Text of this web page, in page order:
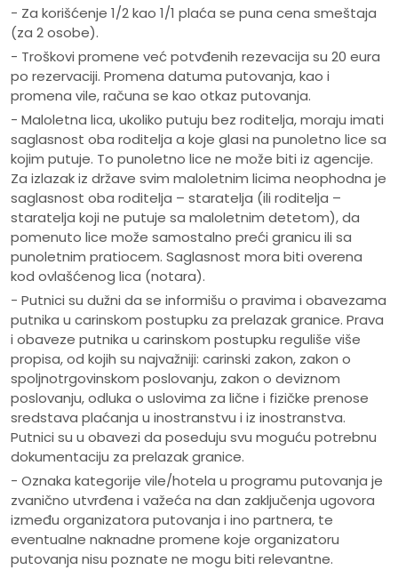
- Za korišćenje 1/2 kao 1/1 plaća se puna cena smeštaja
(za 2 osobe).
- Troškovi promene već potvđenih rezevacija su 20 eura
po rezervaciji. Promena datuma putovanja, kao i
promena vile, računa se kao otkaz putovanja.
- Maloletna lica, ukoliko putuju bez roditelja, moraju imati
saglasnost oba roditelja a koje glasi na punoletno lice sa
kojim putuje. To punoletno lice ne može biti iz agencije.
Za izlazak iz države svim maloletnim licima neophodna je
saglasnost oba roditelja – staratelja (ili roditelja –
staratelja koji ne putuje sa maloletnim detetom), da
pomenuto lice može samostalno preći granicu ili sa
punoletnim pratiocem. Saglasnost mora biti overena
kod ovlašćenog lica (notara).
- Putnici su dužni da se informišu o pravima i obavezama
putnika u carinskom postupku za prelazak granice. Prava
i obaveze putnika u carinskom postupku reguliše više
propisa, od kojih su najvažniji: carinski zakon, zakon o
spoljnotrgovinskom poslovanju, zakon o deviznom
poslovanju, odluka o uslovima za lične i fizičke prenose
sredstava plaćanja u inostranstvu i iz inostranstva.
Putnici su u obavezi da poseduju svu moguću potrebnu
dokumentaciju za prelazak granice.
- Oznaka kategorije vile/hotela u programu putovanja je
zvanično utvrđena i važeća na dan zaključenja ugovora
između organizatora putovanja i ino partnera, te
eventualne naknadne promene koje organizatoru
putovanja nisu poznate ne mogu biti relevantne.